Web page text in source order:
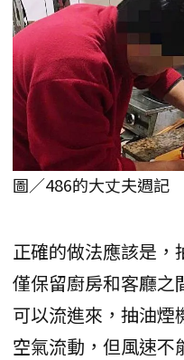
圖／486的大丈夫週記
正確的做法應該是，
僅保留廚房和客廳之
可以流進來，抽油煙
空氣流動，但風速不